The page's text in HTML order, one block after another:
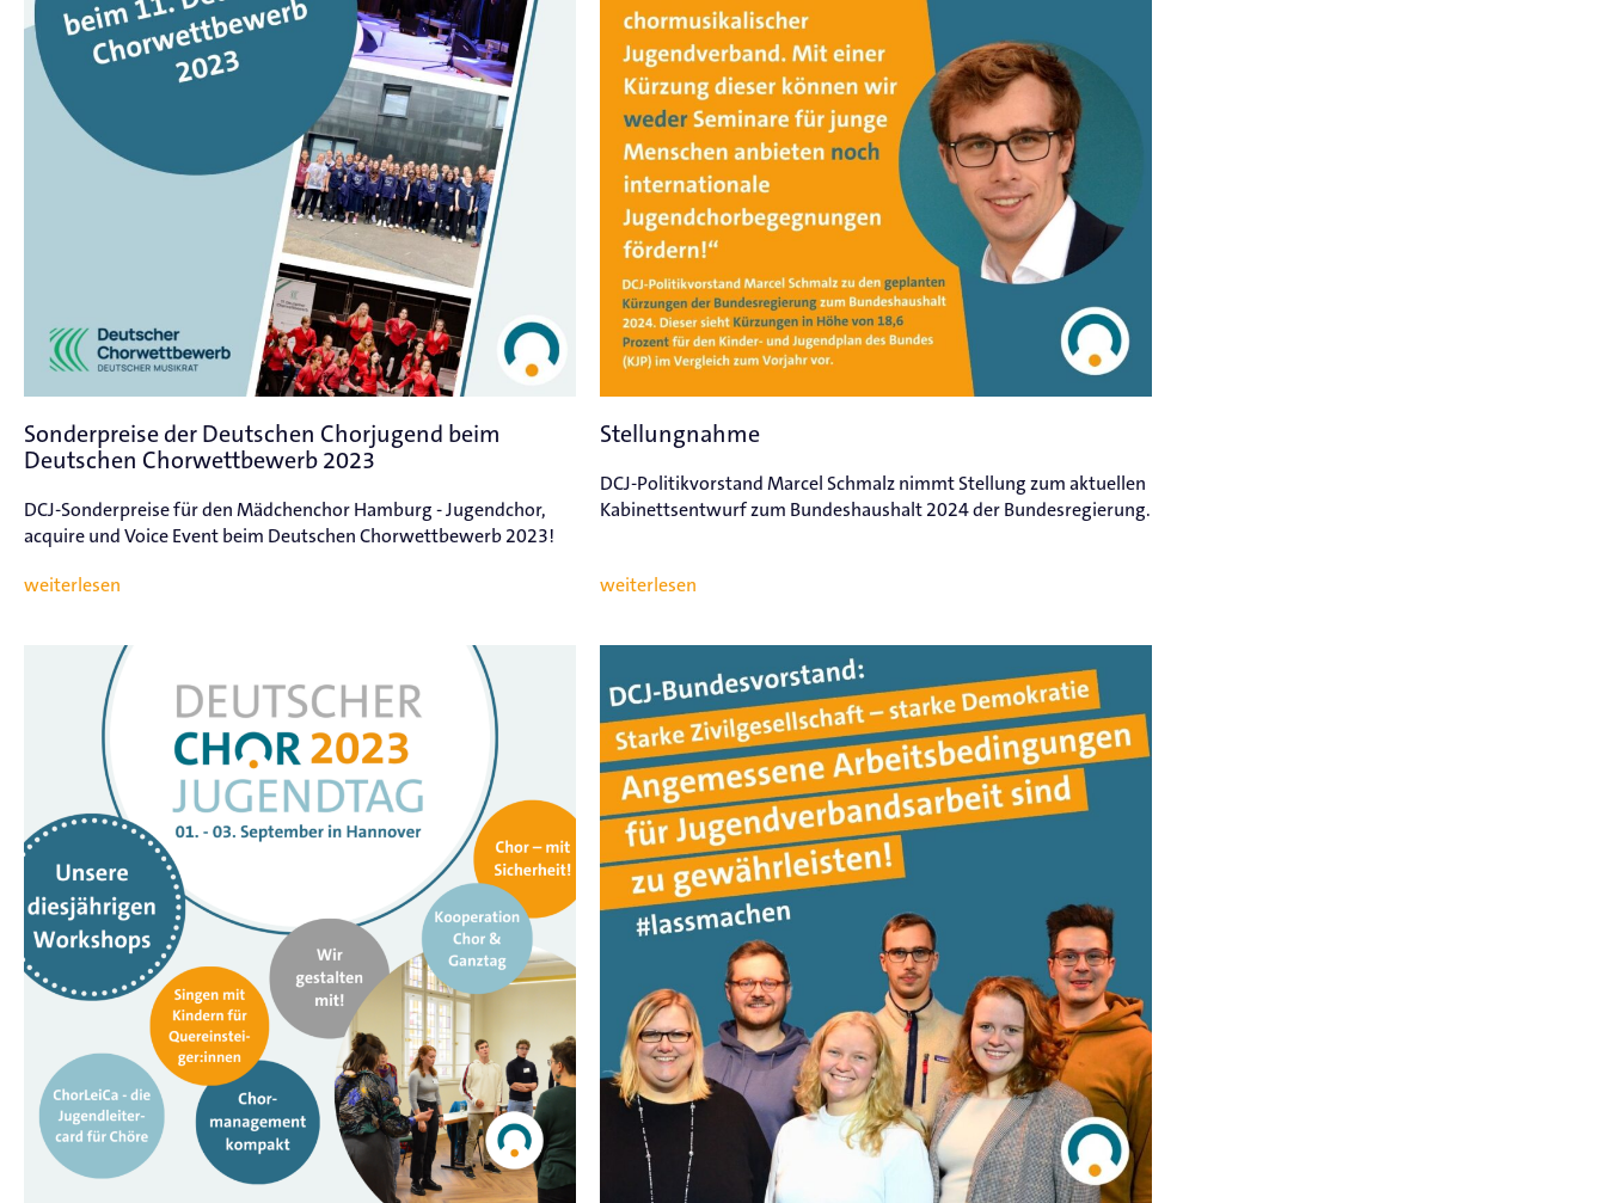
Sonderpreise der Deutschen Chorjugend beim
Deutschen Chorwettbewerb 2023
DCJ-Sonderpreise für den Mädchenchor Hamburg - Jugendchor,
acquire und Voice Event beim Deutschen Chorwettbewerb 2023!
weiterlesen
Stellungnahme
DCJ-Politikvorstand Marcel Schmalz nimmt Stellung zum aktuellen
Kabinettsentwurf zum Bundeshaushalt 2024 der Bundesregierung.
weiterlesen